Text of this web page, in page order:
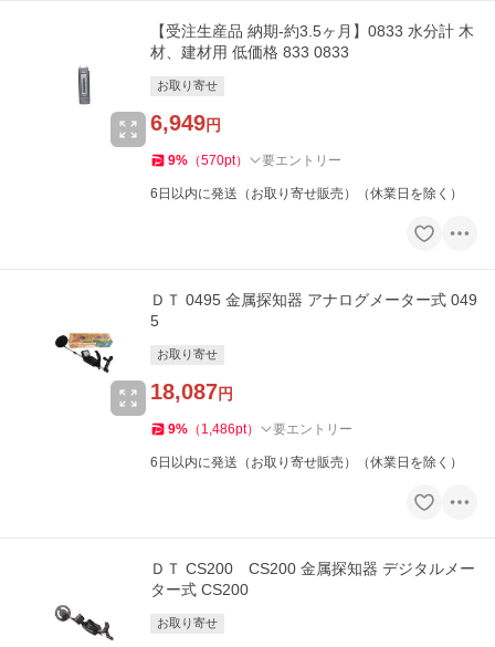
【受注生産品 納期-約3.5ヶ月】0833 水分計 木
材、建材用 低価格 833 0833
お取り寄せ
6,949円
9% （570pt） 要エントリー
6日以内に発送（お取り寄せ販売）（休業日を除く）
ＤＴ 0495 金属探知器 アナログメーター式 049
5
お取り寄せ
18,087円
9% （ 1,486pt） 要エントリー
6日以内に発送（お取り寄せ販売）（休業日を除く）
ＤＴ CS200 CS200 金属探知器 デジタルメー
ター式 CS200
お取り寄せ